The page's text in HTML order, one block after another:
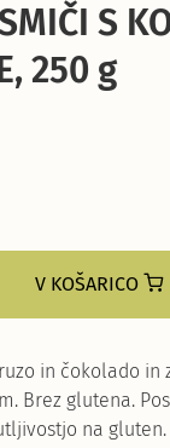
S
250 g
V KOŠARICO
in čokolado in
Brez glutena.
na gluten.